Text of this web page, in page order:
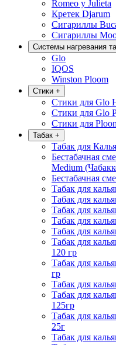
Romeo y Julieta
Кретек Djarum
Сигариллы
Сигариллы
Системы нагревания
Glo
IQOS
Winston Ploom
Стики +
Стики для Glo
Стики для Glo
Стики для
Табак +
Табак для
Бестабачная
Medium
Бестабачная
Табак для
Табак для
Табак для
Табак для
Табак для
Табак для
120 гр
Табак для
гр
Табак для
Табак для
125гр
Табак для
25г
Табак для